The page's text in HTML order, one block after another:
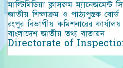
মাল্টিমিডিয়া ক্লাসরুম ম্যানেজমেন্ট
জাতীয় শিক্ষাক্রম ও পাঠ্যপুস্তক বোর্ড
রংপুর বিভাগীয় কমিশনারের কার্যালয়
বাংলাদেশ জাতীয় তথ্য বাতায়ন
Directorate of